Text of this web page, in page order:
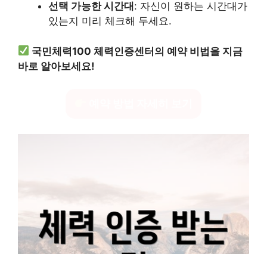
선택 가능한 시간대 : 자신이 원하는 시간대가
있는지 미리 체크해 두세요.
국민체력100 체력인증센터의 예약 비법을 지금
바로 알아보세요!